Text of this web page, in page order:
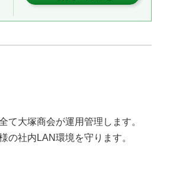
て大塚商会が運用管理します。
の社内LAN環境を守ります。